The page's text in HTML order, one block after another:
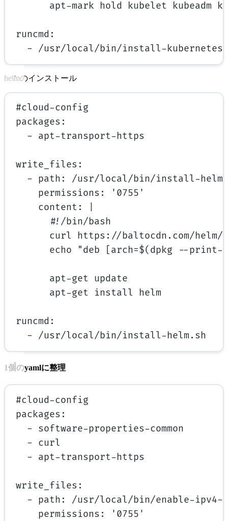
apt-mark hold kubelet kubeadm
runcmd :
- /usr/local/bin/install-
helmのインストール
#cloud-config
packages :
- apt-transport-https
write_files :
- path : /usr/local/bin/install-
permissions :
'0755'
content :
#!/bin/bash
curl https://baltocdn.com/
echo "deb [arch=$(dpkg --
apt-get update
apt-get install helm
runcmd :
- /usr/local/bin/install-helm.sh
1個のyamlに整理
#cloud-config
packages :
- software-properties-common
- curl
- apt-transport-https
write_files :
- path : /usr/local/bin/enable-ipv4-
permissions :
'0755'